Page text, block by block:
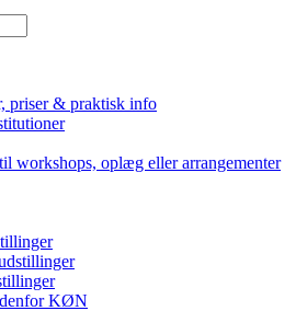
priser & praktisk info
workshops, oplæg eller arrangementer
KØN